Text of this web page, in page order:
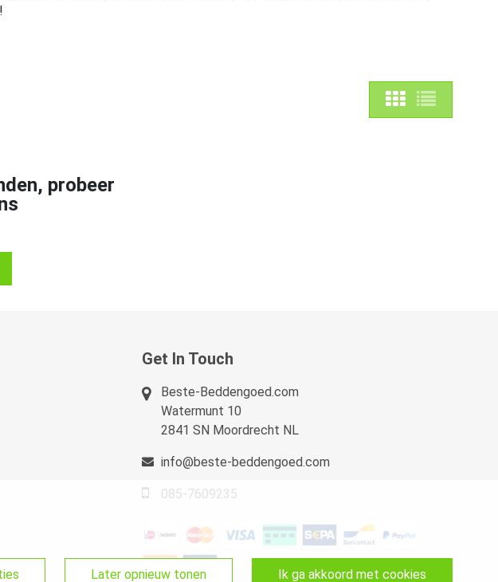
probeer
Get In Touch
Beste-Beddengoed.com
Watermunt 10
2841 SN Moordrecht NL
info@beste-beddengoed.com
085-7609235
ik ga akkoord met cookies
later opnieuw tonen